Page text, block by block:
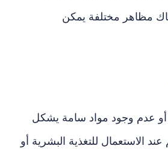
مختلفة يمكن
وجود مواد سامة يشكل
للتغذية البشرية أو